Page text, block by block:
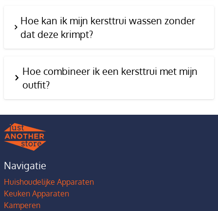
Hoe kan ik mijn kersttrui wassen zonder
dat deze krimpt?
Hoe combineer ik een kersttrui met mijn
outfit?
Navigatie
Huishoudelijke Apparaten
Keuken Apparaten
Kamperen